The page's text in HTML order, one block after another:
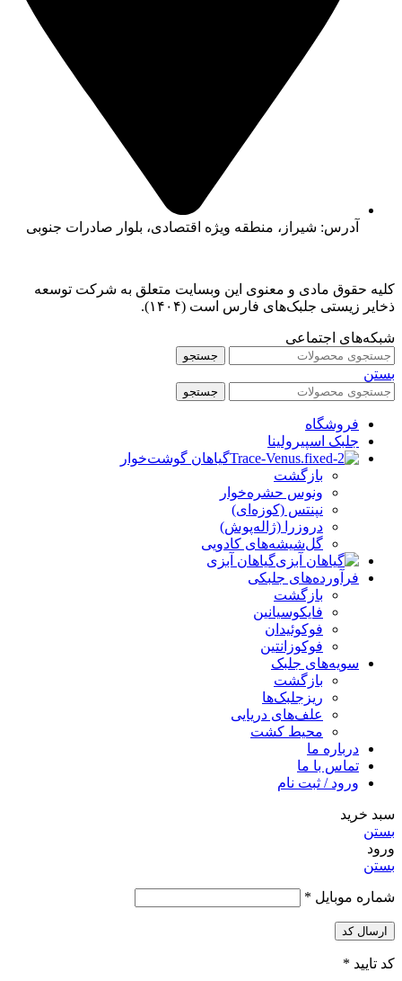
آدرس: شیراز، منطقه ویژه اقتصادی، بلوار صادرات جنوبی
کلیه حقوق مادی و معنوی این وبسایت متعلق به شرکت توسعه
ذخایر زیستی جلبک‌های فارس است (۱۴۰۴).
شبکه‌های اجتماعی
جستجو
بستن
جستجو
فروشگاه
جلبک اسپیرولینا
گیاهان گوشت‌خوار
بازگشت
ونوس حشره‌خوار
نپنتس (کوزه‌ای)
دروزرا (ژاله‌پوش)
گل‌شیشه‌های کادویی
گیاهان آبزی
فرآورده‌های جلبکی
بازگشت
فایکوسیانین
فوکوئیدان
فوکوزانتین
سویه‌های جلبک
بازگشت
ریزجلبک‌ها
علف‌های دریایی
محیط کشت
درباره ما
تماس با ما
ورود / ثبت نام
سبد خرید
بستن
ورود
بستن
شماره موبایل *
ارسال کد
کد تایید *